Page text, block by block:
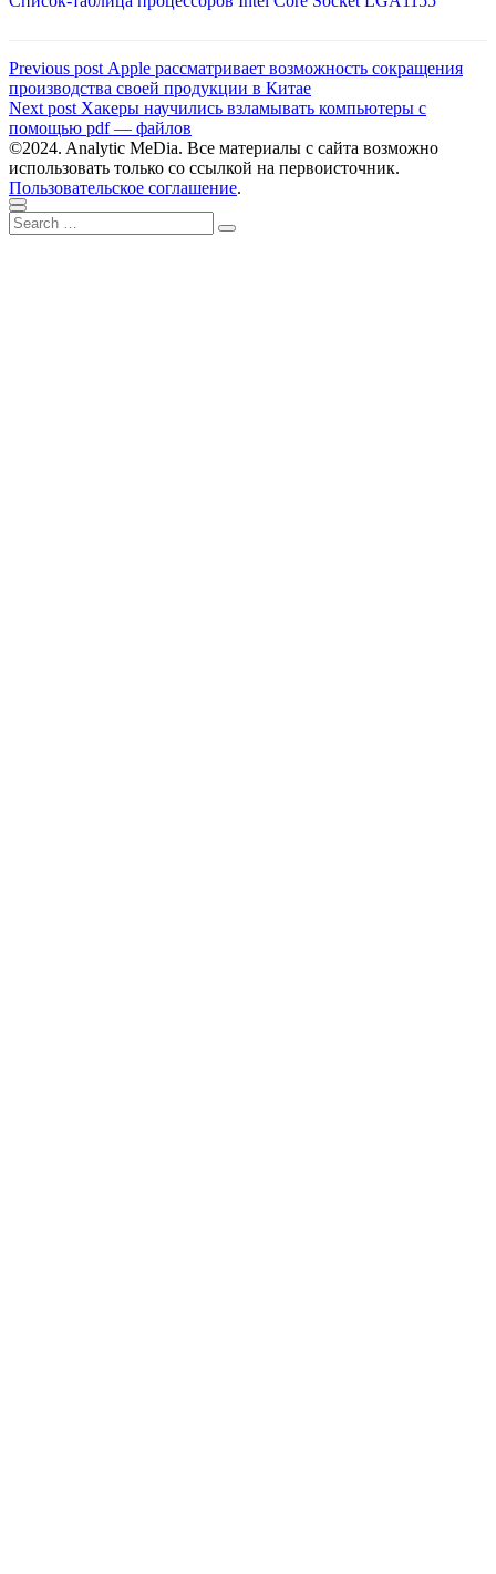
Навигация
по
записям
Previous post Previous
post:
Apple рассматривает возможность сокращения
производства своей продукции в Китае
Next post Next
post:
Хакеры научились взламывать компьютеры с
помощью pdf — файлов
©2024. Analytic MeDia. Все материалы с сайта возможно
использовать только со ссылкой на первоисточник.
Пользовательское соглашение.
Scroll
to
Close
Search
for:
Search